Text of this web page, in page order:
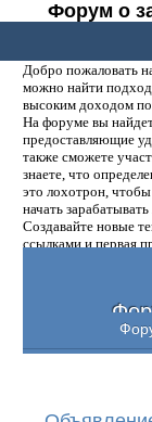
Форум о
Добро пожаловать
можно найти
высоким доходом
На форуме вы
предоставляющие
также сможете
знаете, что
это лохотрон,
начать
Создавайте новые
ссылками и первая